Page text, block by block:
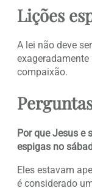
Lições
A lei não deve
compaixão.
Por que Jesus e
espigas no
Eles estavam
é considerado